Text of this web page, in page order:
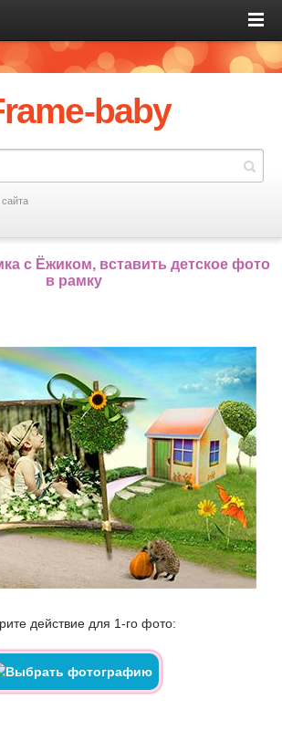
baby
с Ёжиком, вставить детское фото
в рамку
действие для 1-го фото: